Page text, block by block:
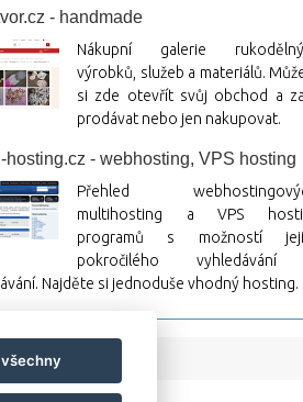
- handmade
Nákupní galerie
výrobků, služeb a materiálů.
si zde otevřít svůj obchod a
prodávat nebo jen nakupovat.
hosting.cz - webhosting, VPS hosting
Přehled
multihosting a VPS
programů s možností
pokročilého
Najděte si jednoduše vhodný hosting.